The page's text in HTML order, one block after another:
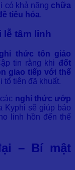
có khả năng chữa
tiêu hóa.
lễ tâm linh
thức tôn giáo
tin rằng khi đốt
giao tiếp với thế
tiên đã khuất.
nghi thức ướp
Kyphi sẽ giúp bảo
linh hồn đến thế
– Bí mật